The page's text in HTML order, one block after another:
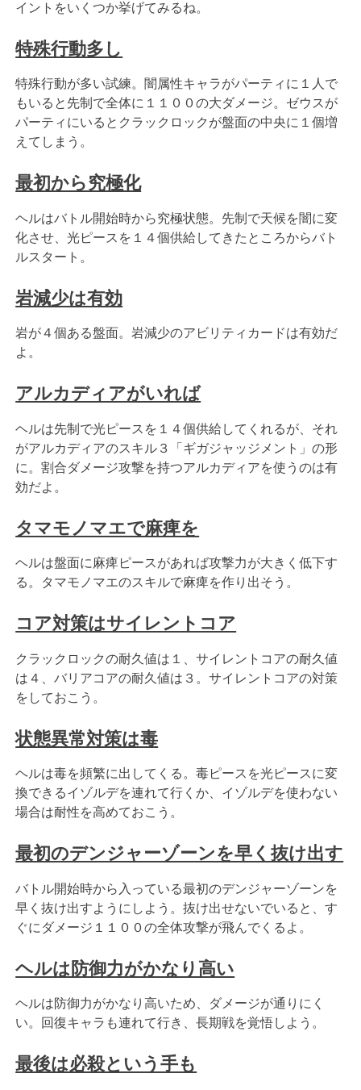
イントをいくつか挙げてみるね。
特殊行動多し
特殊行動が多い試練。闇属性キャラがパーティに１人で
もいると先制で全体に１１００の大ダメージ。ゼウスが
パーティにいるとクラックロックが盤面の中央に１個増
えてしまう。
最初から究極化
ヘルはバトル開始時から究極状態。先制で天候を闇に変
化させ、光ピースを１４個供給してきたところからバト
ルスタート。
岩減少は有効
岩が４個ある盤面。岩減少のアビリティカードは有効だ
よ。
アルカディアがいれば
ヘルは先制で光ピースを１４個供給してくれるが、それ
がアルカディアのスキル３「ギガジャッジメント」の形
に。割合ダメージ攻撃を持つアルカディアを使うのは有
効だよ。
タマモノマエで麻痺を
ヘルは盤面に麻痺ピースがあれば攻撃力が大きく低下す
る。タマモノマエのスキルで麻痺を作り出そう。
コア対策はサイレントコア
クラックロックの耐久値は１、サイレントコアの耐久値
は４、バリアコアの耐久値は３。サイレントコアの対策
をしておこう。
状態異常対策は毒
ヘルは毒を頻繁に出してくる。毒ピースを光ピースに変
換できるイゾルデを連れて行くか、イゾルデを使わない
場合は耐性を高めておこう。
最初のデンジャーゾーンを早く抜け出す
バトル開始時から入っている最初のデンジャーゾーンを
早く抜け出すようにしよう。抜け出せないでいると、す
ぐにダメージ１１００の全体攻撃が飛んでくるよ。
ヘルは防御力がかなり高い
ヘルは防御力がかなり高いため、ダメージが通りにく
い。回復キャラも連れて行き、長期戦を覚悟しよう。
最後は必殺という手も